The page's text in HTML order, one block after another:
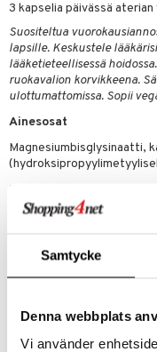
Samtycke
Denna webbplats
Vi använder
3 kapselia päivässä
Suositeltua
lapsille. Keskustele
lääketieteellisessä
ruokavalion korvikkeena.
ulottumattomissa. Sopii
Ainesosat
Magnesiumbisglysinaatti,
Ravintosisältö per 3
Magnesiumbisglysinaatti
**RI ei määritelty
nenä & kurkku
& vastauksia